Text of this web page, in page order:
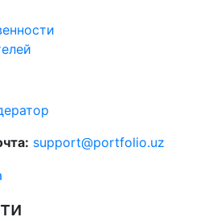
support@portfolio.uz